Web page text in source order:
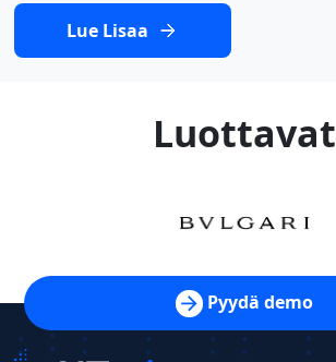
Lue Lisaa
Luottavat
Pyydä demo